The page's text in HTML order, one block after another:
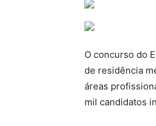
O concurso do
de residência
áreas
mil candidatos